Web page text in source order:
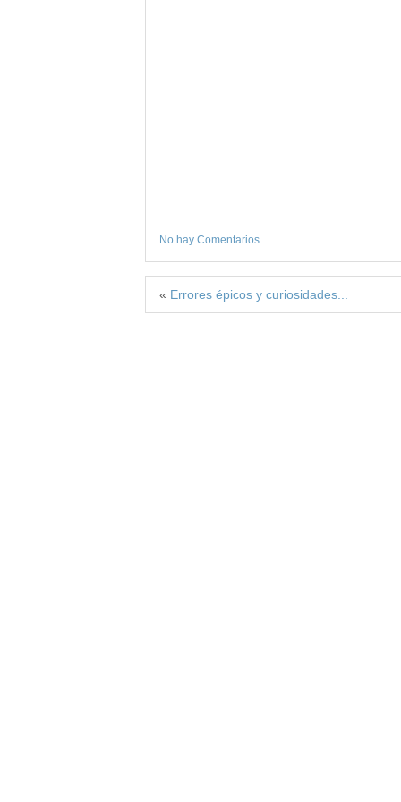
No hay Comentarios.
« Errores épicos y curiosidades...